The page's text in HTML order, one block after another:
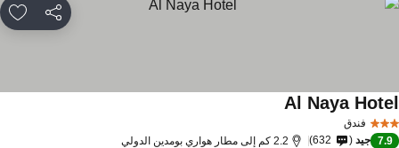
مشاركة
فندق
Al Naya
7.9 جيد 632 2.2 كم إلى مطار هواري بومدين الدولي